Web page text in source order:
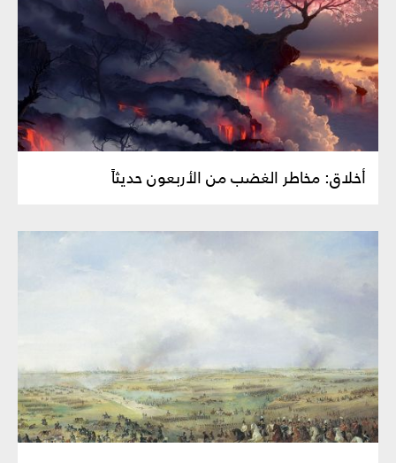
أخلاق‏: مخاطر الغضب من الأربعون حديثاً